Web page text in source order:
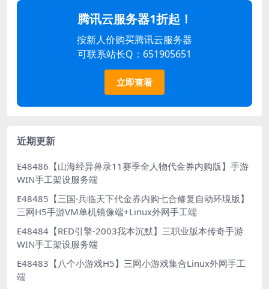
腾讯云服务器1折起！
按新人价购买腾讯云服务器
可联系站长Q：651905651
立即查看
近期更新
E48486【山海经异兽录11赛季全人物代金券内购版】手游
WIN手工架设服务端
E48485【三国·兵临天下代金券内购七合修复自动环境版】
三网H5手游VM单机镜像端+Linux外网手工端
E48484【RED引擎-2003我本沉默】三职业版本传奇手游
WIN手工架设服务端
E48483【八个小游戏H5】三网小游戏集合Linux外网手工
端